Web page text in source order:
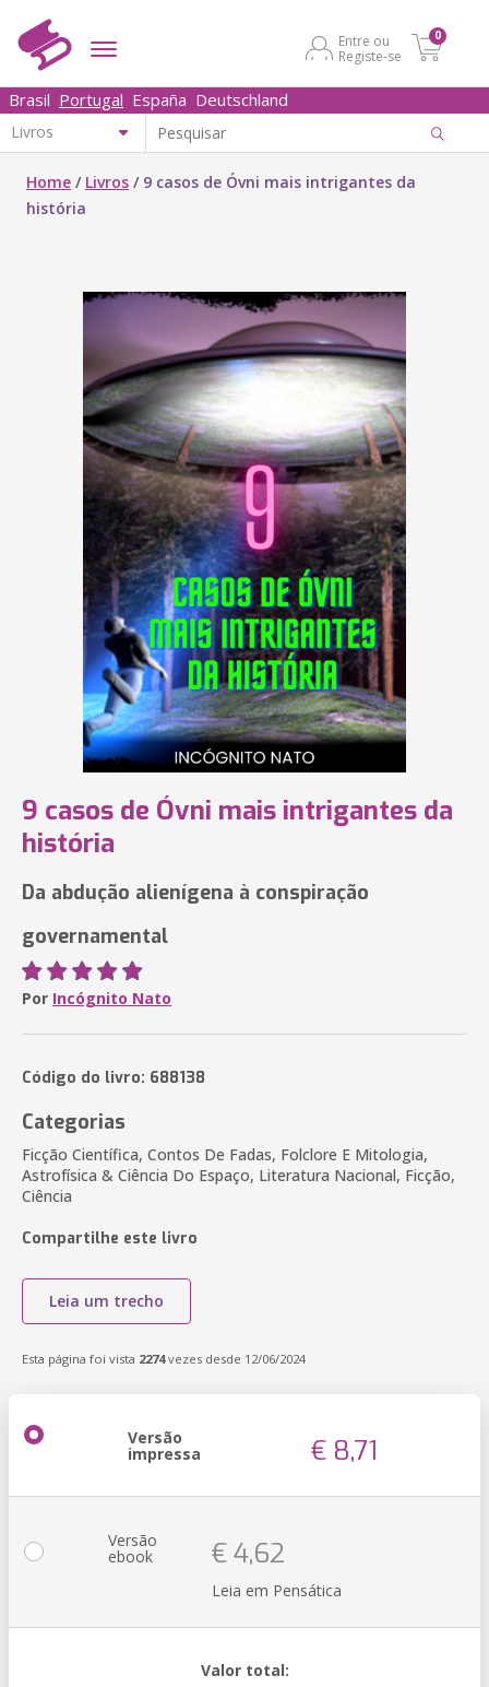
Entre ou
Registe-se
0
Brasil Portugal España Deutschland
Home / Livros / 9 casos de Óvni mais intrigantes da
história
9 casos de Óvni mais intrigantes da
história
Da abdução alienígena à conspiração
governamental
Por Incógnito Nato
Código do livro: 688138
Categorias
Ficção Científica, Contos De Fadas, Folclore E Mitologia,
Astrofísica & Ciência Do Espaço, Literatura Nacional, Ficção,
Ciência
Compartilhe este livro
Leia um trecho
Esta página foi vista 2274vezes desde 12/06/2024
Versão
impressa € 8,71
Versão
ebook € 4,62
Leia em Pensática
Valor total: